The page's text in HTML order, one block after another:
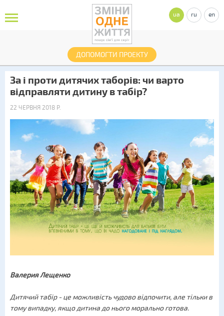
ДОПОМОГТИ ПРОЕКТУ
ua ru en
За і проти дитячих таборів: чи варто
відправляти дитину в табір?
22 ЧЕРВНЯ 2018 Р.
Валерия Лещенко
Дитячий табір - це можливість чудово відпочити, але тільки в
тому випадку, якщо дитина до нього морально готова.